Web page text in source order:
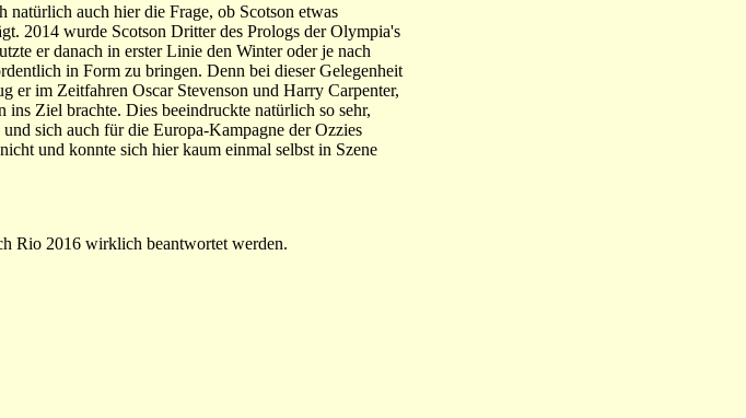
auch hier die Frage, ob Scotson etwas
2014 wurde Scotson Dritter des Prologs der Olympia's
er danach in erster Linie den Winter oder je nach
in Form zu bringen. Denn bei dieser Gelegenheit
er im Zeitfahren Oscar Stevenson und Harry Carpenter,
Ziel brachte. Dies beeindruckte natürlich so sehr,
sich auch für die Europa-Kampagne der Ozzies
und konnte sich hier kaum einmal selbst in Szene
Rio 2016 wirklich beantwortet werden.